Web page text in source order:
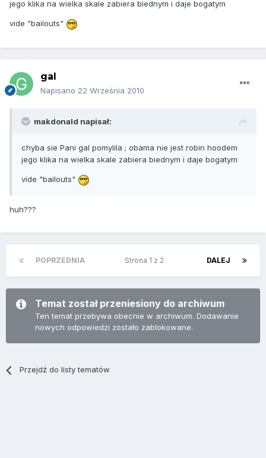
jego klika na wielka skale zabiera biednym i daje bogatym
vide "bailouts"
gal
Napisano 22 Września 2010
makdonald napisał:
chyba sie Pani gal pomylila ; obama nie jest robin hoodem
jego klika na wielka skale zabiera biednym i daje bogatym
vide "bailouts"
huh???
POPRZEDNIA DALEJ
Strona 1 z 2
Temat został przeniesiony do archiwum
Ten temat przebywa obecnie w archiwum. Dodawanie
nowych odpowiedzi zostało zablokowane.
Przejdź do listy tematów